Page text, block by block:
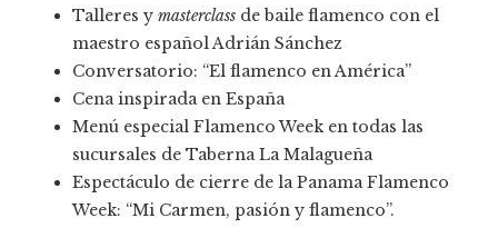
Talleres y masterclass de baile flamenco con el
maestro español Adrián Sánchez
Conversatorio: “El flamenco en América”
Cena inspirada en España
Menú especial Flamenco Week en todas las
sucursales de Taberna La Malagueña
Espectáculo de cierre de la Panama Flamenco
Week: “Mi Carmen, pasión y flamenco”.